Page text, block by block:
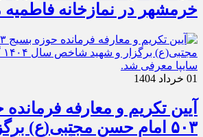
خرمشهر در نمازخانه فاطمیه
01 خرداد 1404
آیین تکریم و معارفه
۵۰۳ امام حسن مجتبی(ع)